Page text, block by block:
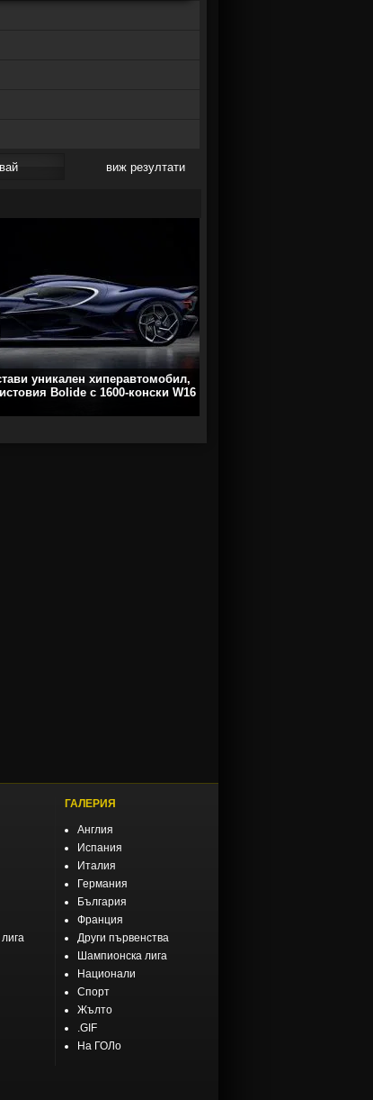
виж резултати
уникален хиперавтомобил,
Bolide с 1600-конски W16
ГАЛЕРИЯ
Англия
Испания
Италия
Германия
България
Франция
Други първенства
Шампионска лига
Национали
Спорт
Жълто
.GIF
На ГОЛо